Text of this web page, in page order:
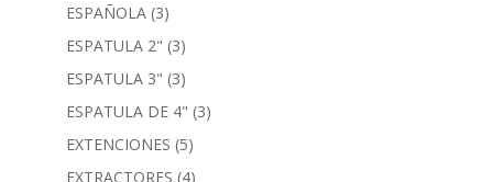
ESPAÑOLA (3)
ESPATULA 2" (3)
ESPATULA 3" (3)
ESPATULA DE 4" (3)
EXTENCIONES (5)
EXTRACTORES (4)